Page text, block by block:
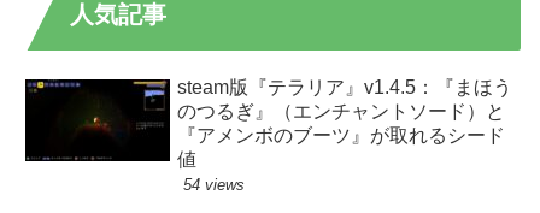
人気記事
steam版『テラリア』v1.4.5：『まほう
のつるぎ』（エンチャントソード）と
『アメンボのブーツ』が取れるシード
値
54 views